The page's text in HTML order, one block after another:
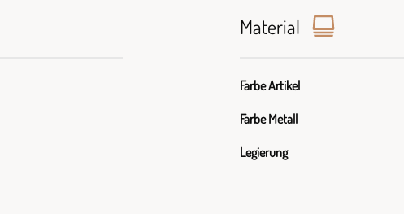
Material
Farbe Artikel
Farbe Metall
Legierung